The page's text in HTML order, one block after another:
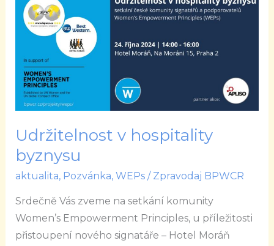
Udržitelnost v hospitality
byznysu
aktualita, Pozvánka, WEPs/ Zpravodaj BPWCR
Srdečně Vás zveme na setkání komunity
Women’s Empowerment Principles, u příležitosti
přistoupení nového signatáře – Hotel Moráň
hospitality
byznysu